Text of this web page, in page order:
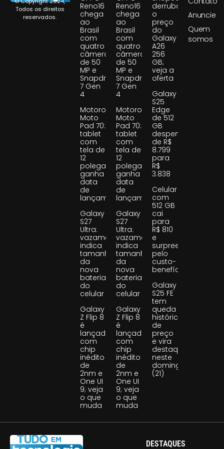
Todos os direitos
reservados.
Reno16
chega
ao
Brasil
com
quatro
câmeras
de 50
MP e
Snapdragon
7 Gen
4
Motorola
Moto
Pad 70:
tablet
com
tela de
12
polegadas
ganha
data
de
lançamento
Galaxy
S27
Ultra:
vazamento
indica
tamanho
da
nova
bateria
do
celular
Galaxy
Z Flip 8
é
lançado
com
chip
inédito
de
2nm e
One UI
9; veja
o que
muda
Reno16
chega
ao
Brasil
com
quatro
câmeras
de 50
MP e
Snapdragon
7 Gen
4
Motorola
Moto
Pad 70:
tablet
com
tela de
12
polegadas
ganha
data
de
lançamento
Galaxy
S27
Ultra:
vazamento
indica
tamanho
da
nova
bateria
do
celular
Galaxy
Z Flip 8
é
lançado
com
chip
inédito
de
2nm e
One UI
9; veja
o que
muda
derruba
o
preço
do
Galaxy
A26
256
GB;
veja a
oferta
Galaxy
S25
Edge
de 512
GB
despenca
de R$
8.799
para
R$
3.838
Celular
com
512 GB
cai
para
R$ 810
e
surpreende
pelo
custo-
benefício
Galaxy
S25 FE
tem
queda
histórica
de
preço
e vira
destaque
neste
domingo
(21)
Anuncie
Quem
somos
DESTAQUES